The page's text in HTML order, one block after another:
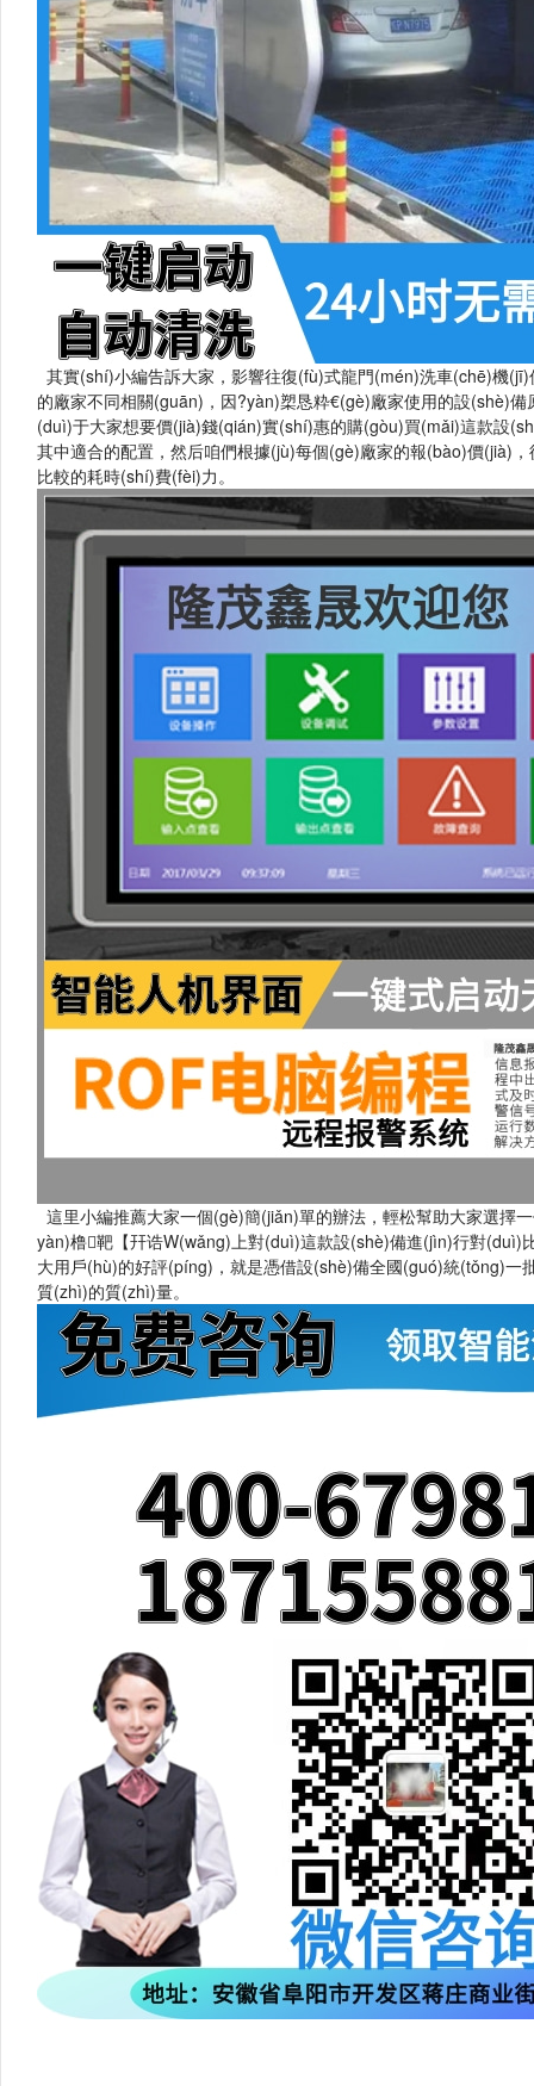
其實(shí)小編告訴大家，影響往復(fù)式龍門(mén)洗車(chē)機
的廠家不同相關(guān)，因?yàn)槊恳粋€(gè)廠家使用的設(shè)備原
(duì)于大家想要價(jià)錢(qián)實(shí)惠的購(gòu)買(mǎi)這款設
其中適合的配置，然后咱們根據(jù)每個(gè)廠家的報(bào)價
比較的耗時(shí)費(fèi)力。
這里小編推薦大家一個(gè)簡(jiǎn)單的辦法，輕松幫助大家選擇一
yàn)橹靶【幵诰W(wǎng)上對(duì)這款設(shè)備進(jìn)行對(duì)
大用戶(hù)的好評(píng)，就是憑借設(shè)備全國(guó)統(tǒng)一
質(zhì)的質(zhì)量。